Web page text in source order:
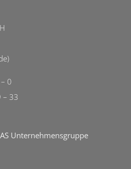
0
– 33
Unternehmensgruppe